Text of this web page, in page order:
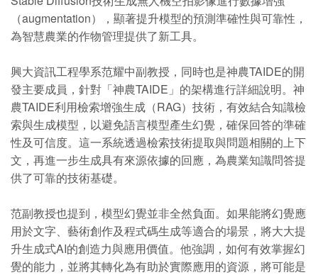
（augmentation），顯著提升模型的預測準確性與可靠性，
為智慧農業的作物管理提供了新工具。
興大資訊工程學系范耀中副教授，同時也是神農TAIDE的開
發主要成員，針對「神農TAIDE」的架構進行詳細說明。神
農TAIDE利用檢索增強生成（RAG）技術，有效結合知識檢
索與生成模型，以避免語言模型產生幻覺，確保回答的準確
性及可信度。這一系統透過檢索技術提取與問題相關的上下
文，再進一步生成具有來源依據的回應，為農業知識問答提
供了可靠的技術基礎。
范副教授也提到，模型幻覺並非全然負面。如果能將幻覺應
用於文字、藝術創作及程式碼生成等適合的場景，將大大提
升生成式AI的創造力與應用價值。他強調，如何有效掌握幻
覺的能力，並將其轉化為有助於實際應用的資源，將可能是